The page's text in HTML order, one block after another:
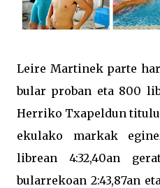
Leire Martinek parte
bular proban eta 800
Herriko Txapeldun
ekulako markak
librean 4:32,40an
bularrekoan 2:43,87an